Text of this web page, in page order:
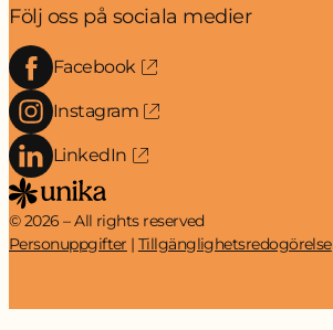
Följ oss på sociala medier
Facebook
Instagram
LinkedIn
© 2026 – All rights reserved
Personuppgifter
Tillgänglighetsredogörelse